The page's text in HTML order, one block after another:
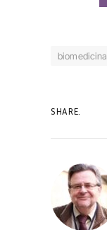
biomedicina
SHARE.